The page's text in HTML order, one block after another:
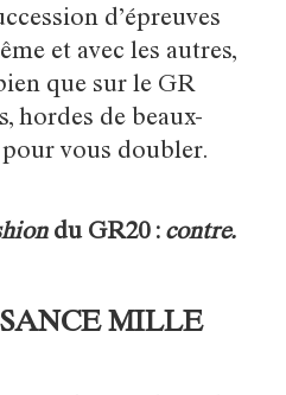
d’épreuves
et avec les autres,
que sur le GR
hordes de beaux-
vous doubler.
du GR20 : contre.
MILLE